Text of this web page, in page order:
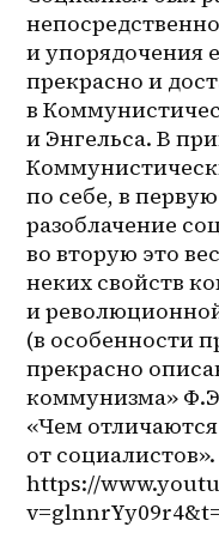
и упорядочения
прекрасно и
в
и Энгельса. В
по себе, в
разоблачение
во вторую это
неких свойств
и
(в особенности
прекрасно
коммунизма»
«Чем
от социалистов».
https://